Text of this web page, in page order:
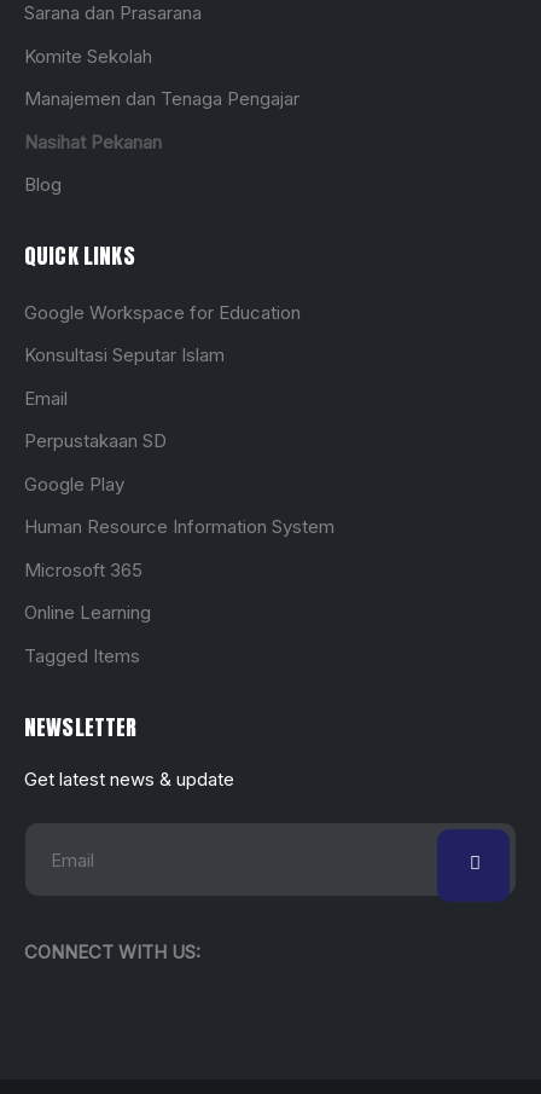
Sarana dan Prasarana
Komite Sekolah
Manajemen dan Tenaga Pengajar
Nasihat Pekanan
Blog
QUICK LINKS
Google Workspace for Education
Konsultasi Seputar Islam
Email
Perpustakaan SD
Google Play
Human Resource Information System
Microsoft 365
Online Learning
Tagged Items
NEWSLETTER
Get latest news & update
CONNECT WITH US: